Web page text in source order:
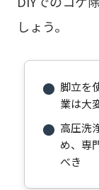
しょう。
● 脚立を
業は大
● 高圧洗
め、専
べき